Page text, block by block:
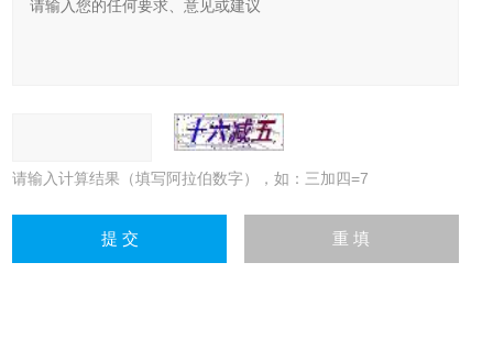
请输入计算结果（填写阿拉伯数字），如：三加四=7